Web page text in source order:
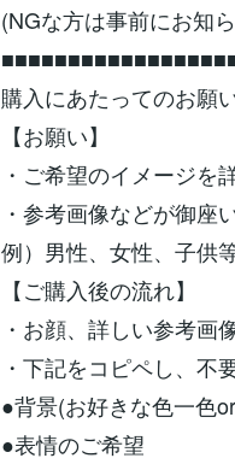
(NGな方は事前にお知
購入にあたってのお願
【お願い】
・ご希望のイメージを
・参考画像などが御座
例）男性、女性、子供
【ご購入後の流れ】
・お顔、詳しい参考画
・下記をコピペし、不
●背景(お好きな色一色
●表情のご希望